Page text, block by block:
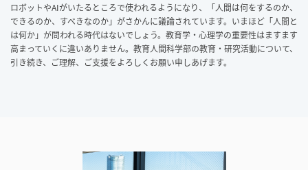
ロボットやAIがいたるところで使われるようになり、「人間は何をするのか、
できるのか、すべきなのか」がさかんに議論されています。いまほど「人間と
は何か」が問われる時代はないでしょう。教育学・心理学の重要性はますます
高まっていくに違いありません。教育人間科学部の教育・研究活動について、
引き続き、ご理解、ご支援をよろしくお願い申しあげます。